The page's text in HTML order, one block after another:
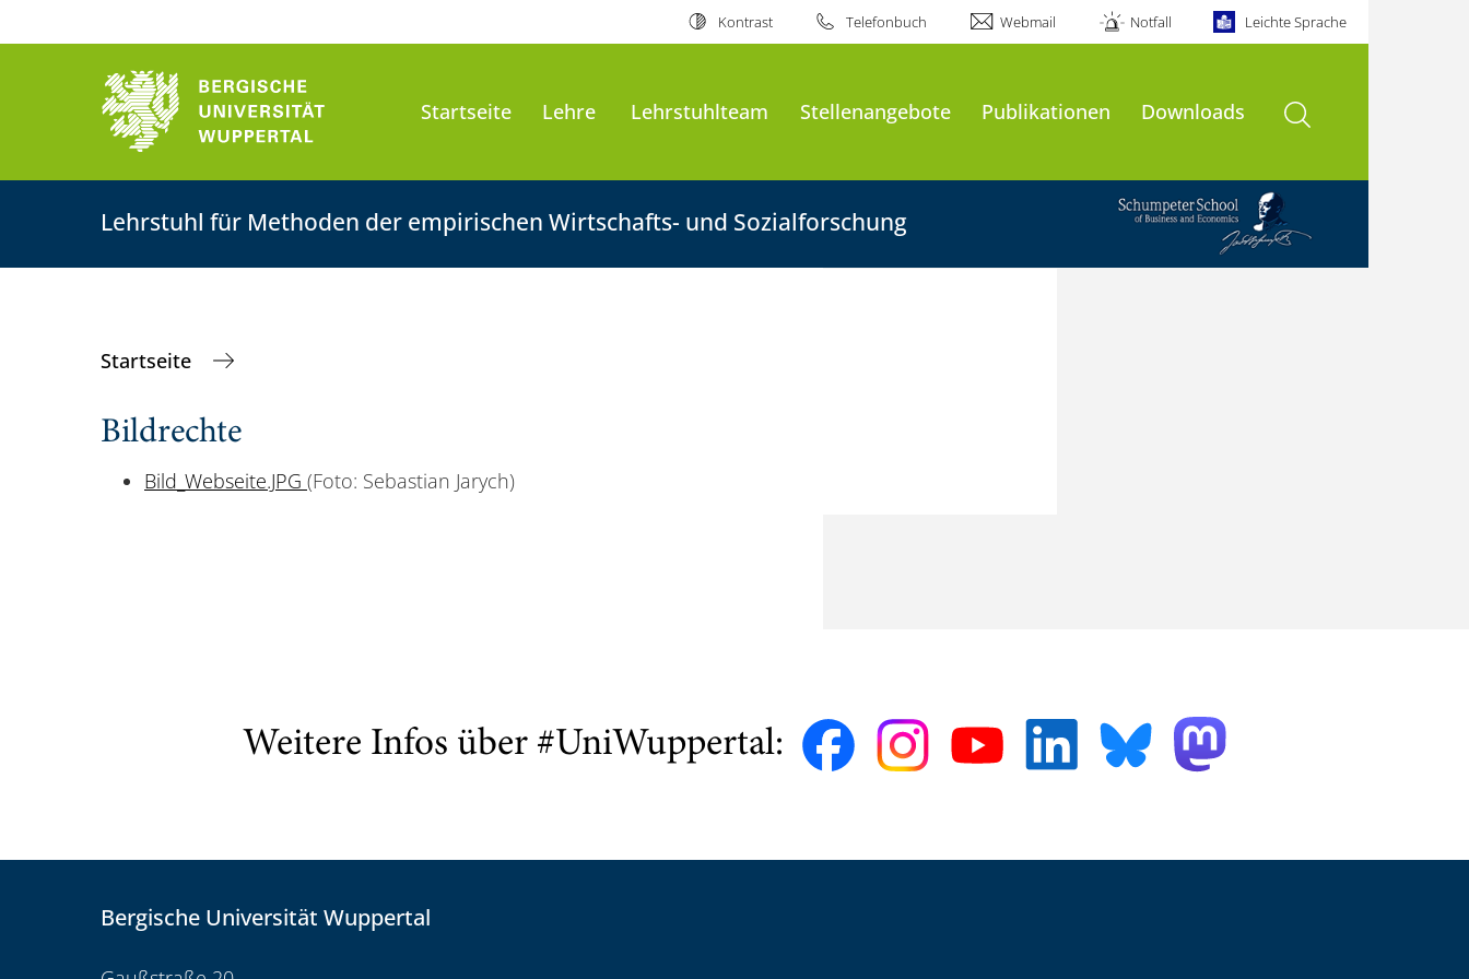
Kontrast Telefonbuch Webmail Notfall Leichte Sprache
Startseite Lehre Lehrstuhlteam Stellenangebote Publikationen Downloads Suche öffnen
Lehrstuhl für Methoden der empirischen Wirtschafts- und Sozialforschung
Startseite
Bildrechte
Bild_Webseite.JPG (Foto: Sebastian Jarych)
Weitere Infos über #UniWuppertal:
Bergische Universität Wuppertal